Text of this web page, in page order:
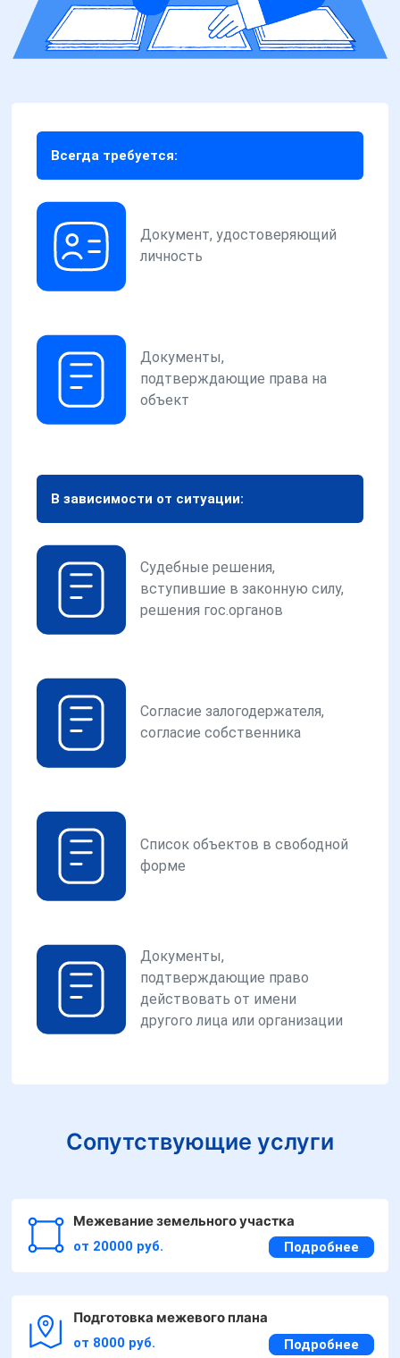
Всегда требуется:
Документ, удостоверяющий
личность
Документы,
подтверждающие права на
объект
В зависимости от ситуации:
Судебные решения,
вступившие в законную силу,
решения гос.органов
Согласие залогодержателя,
согласие собственника
Список объектов в свободной
форме
Документы,
подтверждающие право
действовать от имени
другого лица или организации
Сопутствующие услуги
Межевание земельного участка
от 20000 руб. Подробнее
Подготовка межевого плана
от 8000 руб. Подробнее